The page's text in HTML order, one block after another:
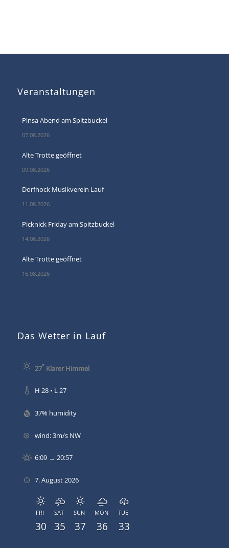
Veranstaltungen
Pinsa Abend am Spitzbuckel
07.08.2026
Alte Trotte geöffnet
09.08.2026
Dorfhock Musikverein Lauf
11.08.2026
Picknick Friday am Spitzbuckel
14.08.2026
Alte Trotte geöffnet
16.08.2026
Das Wetter in Lauf
27°Klarer Himmel
H 28 • L 27
37% humidity
wind: 3m/s NW
6:09 → 20:57
7. August 2026
FRI
30
SAT
35
SUN
37
MON
36
TUE
33